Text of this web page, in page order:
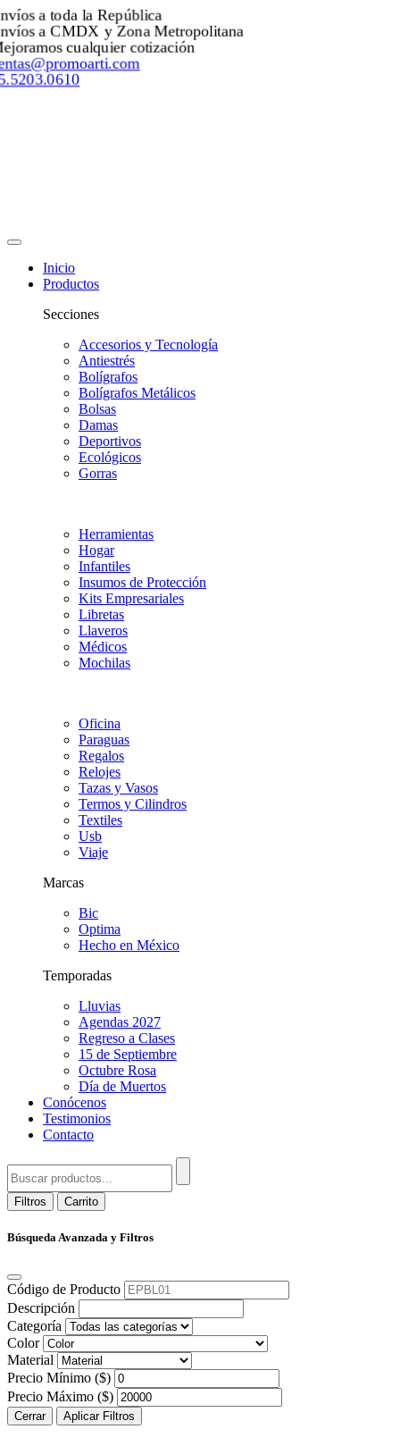
a toda la República
a CMDX y Zona Metropolitana
cualquier cotización
Inicio
Productos
Secciones
Accesorios y Tecnología
Antiestrés
Bolígrafos
Bolígrafos Metálicos
Bolsas
Damas
Deportivos
Ecológicos
Gorras
Herramientas
Hogar
Infantiles
Insumos de Protección
Kits Empresariales
Libretas
Llaveros
Médicos
Mochilas
Oficina
Paraguas
Regalos
Relojes
Tazas y Vasos
Termos y Cilindros
Textiles
Usb
Viaje
Marcas
Bic
Optima
Hecho en México
Temporadas
Lluvias
Agendas 2027
Regreso a Clases
15 de Septiembre
Octubre Rosa
Día de Muertos
Conócenos
Testimonios
Contacto
Filtros Carrito
Búsqueda Avanzada y Filtros
Código de Producto
Descripción
Categoría
Color
Material
Precio Mínimo ($)
Precio Máximo ($)
Cerrar Aplicar Filtros